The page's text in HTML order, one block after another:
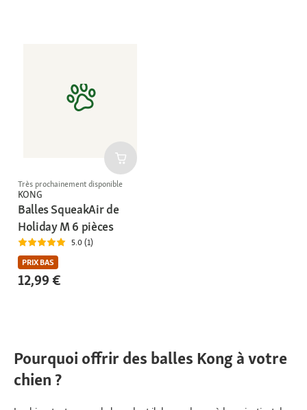
Très prochainement disponible
KONG
Balles SqueakAir de
Holiday M 6 pièces
5.0 (1)
PRIX BAS
12,99 €
Pourquoi offrir des balles Kong à votre
chien ?